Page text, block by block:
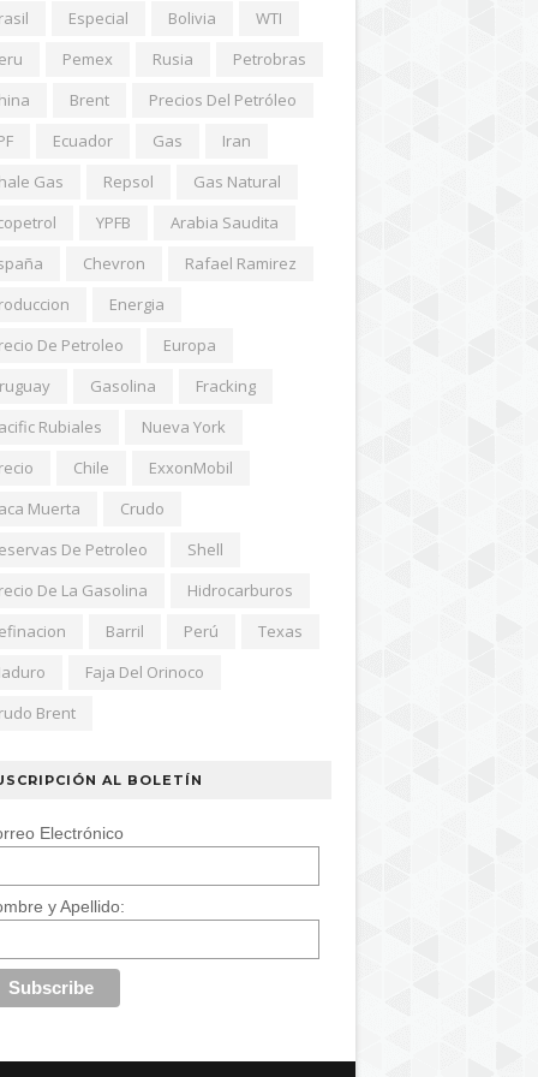
Especial Bolivia
WTI
Pemex Rusia
Petrobras
Brent
Precios Del Petróleo
Ecuador Gas
Iran
Gas
Repsol
Gas Natural
YPFB
Arabia Saudita
Chevron
Rafael Ramirez
Energia
De Petroleo
Europa
Gasolina
Fracking
Rubiales
Nueva York
Chile
ExxonMobil
Muerta
Crudo
De Petroleo
Shell
De La Gasolina
Hidrocarburos
Barril Perú
Texas
Faja Del Orinoco
Brent
AL BOLETÍN
Electrónico
y Apellido: